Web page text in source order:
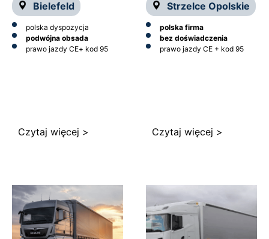
Bielefeld
polska dyspozycja
podwójna obsada
prawo jazdy CE+ kod 95
Czytaj więcej >
Strzelce Opolskie
polska firma
bez doświadczenia
prawo jazdy CE + kod 95
Czytaj więcej >